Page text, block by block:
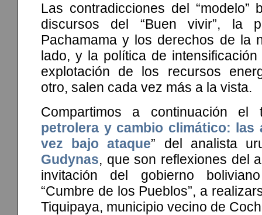
Las contradicciones del “modelo”
discursos del “Buen vivir”, la
Pachamama y los derechos de la
lado, y la política de
explotación de los recursos
otro, salen cada vez más a la vista.
Compartimos a continuación el
petrolera y cambio climático: las
vez bajo ataque” del analista
Gudynas, que son reflexiones del
invitación del gobierno
“Cumbre de los Pueblos”, a
Tiquipaya, municipio vecino de